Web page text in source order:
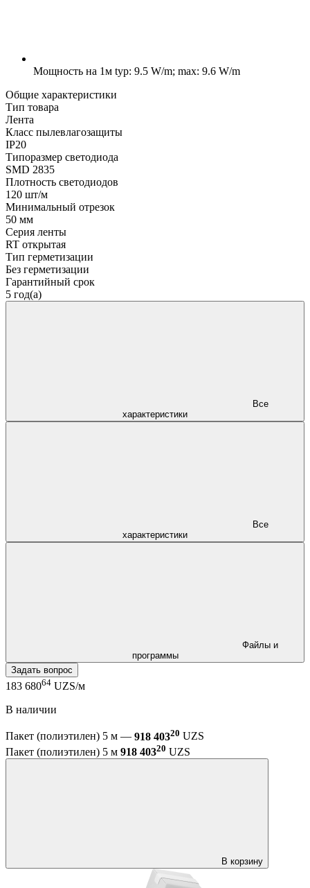
Мощность на 1м typ: 9.5 W/m; max: 9.6 W/m
Общие характеристики
Тип товара
Лента
Класс пылевлагозащиты
IP20
Типоразмер светодиода
SMD 2835
Плотность светодиодов
120 шт/м
Минимальный отрезок
50 мм
Серия ленты
RT открытая
Тип герметизации
Без герметизации
Гарантийный срок
5 год(а)
характеристики
характеристики
программы
Задать вопрос
183 68064 UZS/м
В наличии
Пакет (полиэтилен) 5 м — 918 40320 UZS
Пакет (полиэтилен) 5 м 918 40320 UZS
В корзину